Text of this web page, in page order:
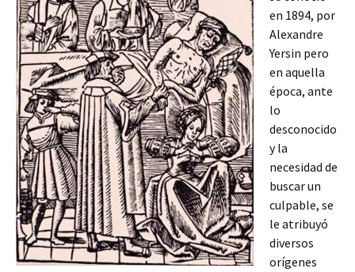
en 1894, por
Alexandre
Yersin pero
en aquella
época, ante
lo
desconocido
y la
necesidad de
buscar un
culpable, se
le atribuyó
diversos
orígenes